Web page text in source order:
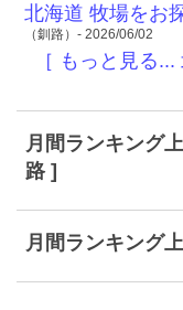
北海道 牧場をお
（釧路）- 2026/06/02
［ もっと見る
月間ランキング
路 ]
月間ランキング